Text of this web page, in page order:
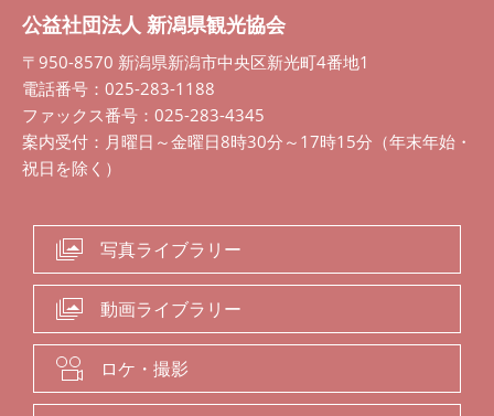
公益社団法人 新潟県観光協会
〒950-8570 新潟県新潟市中央区新光町4番地1
電話番号：025-283-1188
ファックス番号：025-283-4345
案内受付：月曜日～金曜日8時30分～17時15分（年末年始・
祝日を除く）
写真ライブラリー
動画ライブラリー
ロケ・撮影